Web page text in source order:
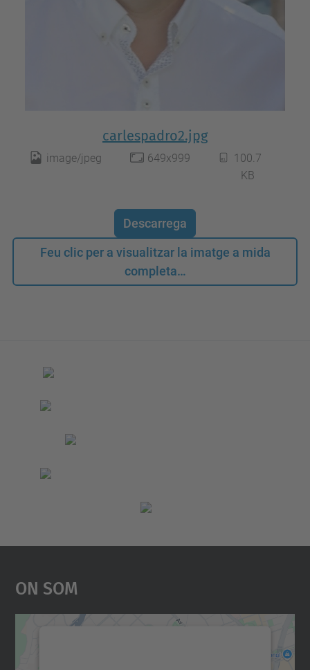
carlespadro2.jpg
image/jpeg 649x999
100.7
KB
Descarrega
Feu clic per a visualitzar la imatge a mida
completa…
On Som